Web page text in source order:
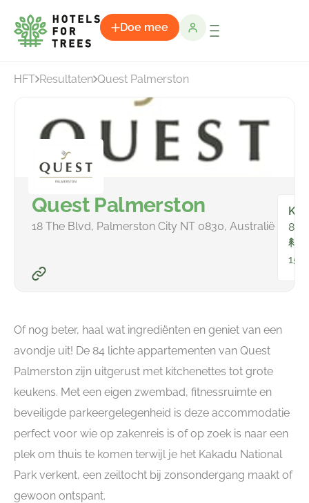
Doe mee
HFT Resultaten Quest Palmerston
Quest Palmerston
18 The Blvd, Palmerston City NT 0830, Australië
84
Of nog beter, haal wat ingrediënten en geniet van een
avondje uit! De 84 lichte appartementen van Quest
Palmerston zijn uitgerust met kitchenettes tot grote
keukens. Met een eigen zwembad, fitnessruimte en
beveiligde parkeergelegenheid is deze accommodatie
perfect voor wie op zakenreis is of op zoek is naar een
plek om thuis te komen terwijl je het Kakadu National
Park verkent, een zeiltocht bij zonsondergang maakt of
gewoon ontspant.